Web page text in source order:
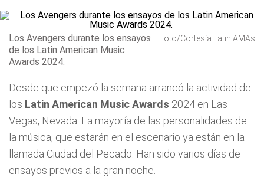
Los Avengers durante los ensayos
de los Latin American Music
Awards 2024.
Foto/Cortesía Latin AMAs
Desde que empezó la semana arrancó la actividad de
los Latin American Music Awards 2024 en Las
Vegas, Nevada. La mayoría de las personalidades de
la música, que estarán en el escenario ya están en la
llamada Ciudad del Pecado. Han sido varios días de
ensayos previos a la gran noche.